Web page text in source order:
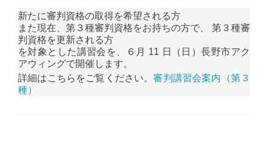
新たに審判資格の取得を希望される方
また現在、第３種審判資格をお持ちの方で、 第３種審
判資格を更新される方
を対象とした講習会を、６月 11 日（日）長野市アク
アウィングで開催します。
詳細はこちらをご覧ください。審判講習会案内（第３
種）